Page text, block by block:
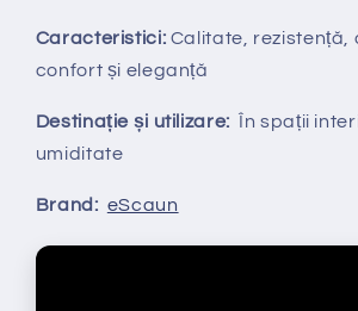
Caracteristici: Calitate, rezistență,
confort și eleganță
Destinație și utilizare: În spații
umiditate
Brand: eScaun